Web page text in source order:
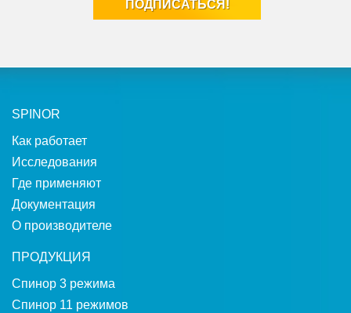
SPINOR
Как работает
Исследования
Где применяют
Документация
О производителе
ПРОДУКЦИЯ
Спинор 3 режима
Спинор 11 режимов